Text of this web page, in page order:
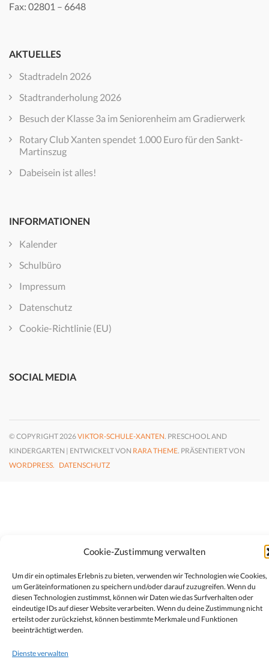
Cookie-Zustimmung verwalten
Um dir ein optimales Erlebnis zu bieten, verwenden wir Technologien wie Cookies,
um Geräteinformationen zu speichern und/oder darauf zuzugreifen. Wenn du
diesen Technologien zustimmst, können wir Daten wie das Surfverhalten oder
eindeutige IDs auf dieser Website verarbeiten. Wenn du deine Zustimmung nicht
erteilst oder zurückziehst, können bestimmte Merkmale und Funktionen
beeinträchtigt werden.
Dienste verwalten
Fax: 02801 – 6648
AKTUELLES
Stadtradeln 2026
Stadtranderholung 2026
Besuch der Klasse 3a im Seniorenheim am Gradierwerk
Rotary Club Xanten spendet 1.000 Euro für den Sankt-
Martinszug
Dabeisein ist alles!
INFORMATIONEN
Kalender
Schulbüro
Impressum
Datenschutz
Cookie-Richtlinie (EU)
SOCIAL MEDIA
© COPYRIGHT 2026VIKTOR-SCHULE-XANTEN. PRESCHOOL AND
KINDERGARTEN | ENTWICKELT VON RARA THEME. PRÄSENTIERT VON
WORDPRESS. DATENSCHUTZ